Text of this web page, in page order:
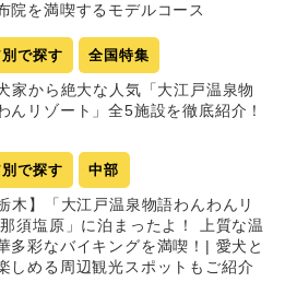
院を満喫するモデルコース
で探す 全国特集
家から絶大な人気「大江戸温泉物
んリゾート」全5施設を徹底紹介！
で探す 中部
木】「大江戸温泉物語わんわんリ
須塩原」に泊まったよ！ 上質な温
多彩なバイキングを満喫！| 愛犬と
しめる周辺観光スポットもご紹介